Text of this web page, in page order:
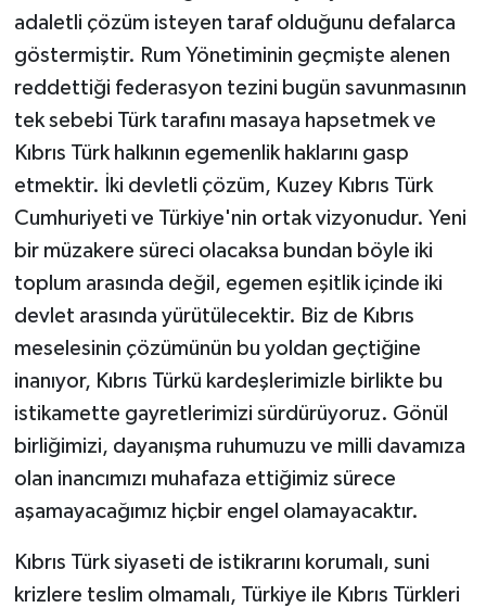
adaletli çözüm isteyen taraf olduğunu defalarca
göstermiştir. Rum Yönetiminin geçmişte alenen
reddettiği federasyon tezini bugün savunmasının
tek sebebi Türk tarafını masaya hapsetmek ve
Kıbrıs Türk halkının egemenlik haklarını gasp
etmektir. İki devletli çözüm, Kuzey Kıbrıs Türk
Cumhuriyeti ve Türkiye'nin ortak vizyonudur. Yeni
bir müzakere süreci olacaksa bundan böyle iki
toplum arasında değil, egemen eşitlik içinde iki
devlet arasında yürütülecektir. Biz de Kıbrıs
meselesinin çözümünün bu yoldan geçtiğine
inanıyor, Kıbrıs Türkü kardeşlerimizle birlikte bu
istikamette gayretlerimizi sürdürüyoruz. Gönül
birliğimizi, dayanışma ruhumuzu ve milli davamıza
olan inancımızı muhafaza ettiğimiz sürece
aşamayacağımız hiçbir engel olamayacaktır.
Kıbrıs Türk siyaseti de istikrarını korumalı, suni
krizlere teslim olmamalı, Türkiye ile Kıbrıs Türkleri